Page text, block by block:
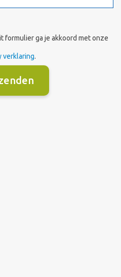
formulier ga je akkoord met onze
verklaring.